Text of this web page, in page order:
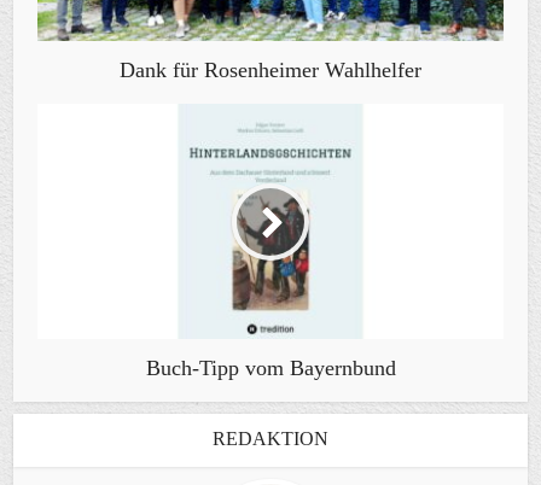
Dank für Rosenheimer Wahlhelfer
Buch-Tipp vom Bayernbund
REDAKTION